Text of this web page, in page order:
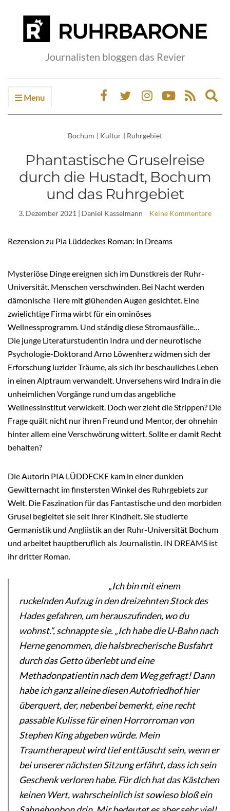
Journalisten bloggen das Revier
Menu
Bochum | Kultur | Ruhrgebiet
Phantastische Gruselreise
durch die Hustadt, Bochum
und das Ruhrgebiet
3. Dezember 2021 | Daniel Kasselmann Keine Kommentare
Rezension zu Pia Lüddeckes Roman: In Dreams
Mysteriöse Dinge ereignen sich im Dunstkreis der Ruhr-
Universität. Menschen verschwinden. Bei Nacht werden
dämonische Tiere mit glühenden Augen gesichtet. Eine
zwielichtige Firma wirbt für ein ominöses
Wellnessprogramm. Und ständig diese Stromausfälle…
Die junge Literaturstudentin Indra und der neurotische
Psychologie-Doktorand Arno Löwenherz widmen sich der
Erforschung luzider Träume, als sich ihr beschauliches Leben
in einen Alptraum verwandelt. Unversehens wird Indra in die
unheimlichen Vorgänge rund um das angebliche
Wellnessinstitut verwickelt. Doch wer zieht die Strippen? Die
Frage quält nicht nur ihren Freund und Mentor, der ohnehin
hinter allem eine Verschwörung wittert. Sollte er damit Recht
behalten?
Die Autorin PIA LÜDDECKE kam in einer dunklen
Gewitternacht im finstersten Winkel des Ruhrgebiets zur
Welt. Die Faszination für das Fantastische und den morbiden
Grusel begleitet sie seit ihrer Kindheit. Sie studierte
Germanistik und Angliistik an der Ruhr-Universität Bochum
und arbeitet hauptberuflich als Journalistin. IN DREAMS ist
ihr dritter Roman.
„Ich bin mit einem
ruckelnden Aufzug in den dreizehnten Stock des
Hades gefahren, um herauszufinden, wo du
wohnst.“, schnappte sie. „Ich habe die U-Bahn nach
Herne genommen, die halsbrecherische Busfahrt
durch das Getto überlebt und eine
Methadonpatientin nach dem Weg gefragt! Dann
habe ich ganz alleine diesen Autofriedhof hier
überquert, der, nebenbei bemerkt, eine recht
passable Kulisse für einen Horrorroman von
Stephen King abgeben würde. Mein
Traumtherapeut wird tief enttäuscht sein, wenn er
bei unserer nächsten Sitzung erfährt, dass ich sein
Geschenk verloren habe. Für dich hat das Kästchen
keinen Wert, wahrscheinlich ist sowieso bloß ein